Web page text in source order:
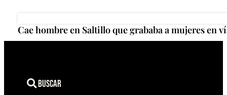
Cae hombre en Saltillo que grababa a mujeres en
Buscar